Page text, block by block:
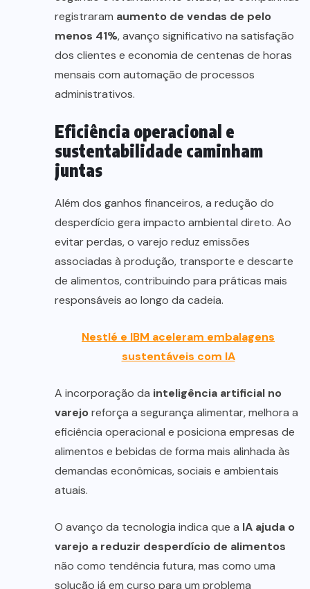
registraram aumento de vendas de pelo
menos 41%, avanço significativo na satisfação
dos clientes e economia de centenas de horas
mensais com automação de processos
administrativos.
Eficiência operacional e
sustentabilidade caminham
juntas
Além dos ganhos financeiros, a redução do
desperdício gera impacto ambiental direto. Ao
evitar perdas, o varejo reduz emissões
associadas à produção, transporte e descarte
de alimentos, contribuindo para práticas mais
responsáveis ao longo da cadeia.
Nestlé e IBM aceleram embalagens
sustentáveis com IA
A incorporação da inteligência artificial no
varejoreforça a segurança alimentar, melhora a
eficiência operacional e posiciona empresas de
alimentos e bebidas de forma mais alinhada às
demandas econômicas, sociais e ambientais
atuais.
O avanço da tecnologia indica que a IA ajuda o
varejo a reduzir desperdício de alimentos
não como tendência futura, mas como uma
solução já em curso para um problema